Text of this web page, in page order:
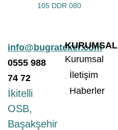
105 DDR 080
info@bugrateker.com
0555 988
74 72
İkitelli
OSB,
Başakşehir
KURUMSAL
Kurumsal
İletişim
Haberler